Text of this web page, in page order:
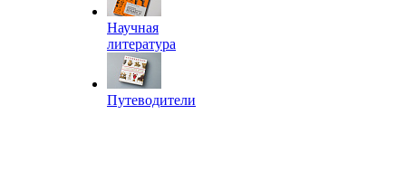
Научная
литература
Путеводители